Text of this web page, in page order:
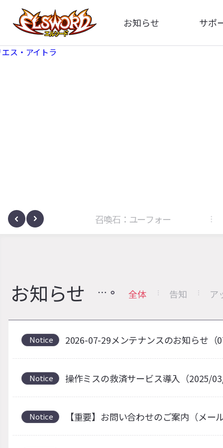
お知らせ
全体
サポ
サノヴァ 召喚石：ユーフォー
お知らせ 全体 告知 ア
Notice 2026-07-29メンテナンスのお知らせ（
Notice 操作ミスの救済サービス導入（2025/
Notice 【重要】お問い合わせのご案内（メー